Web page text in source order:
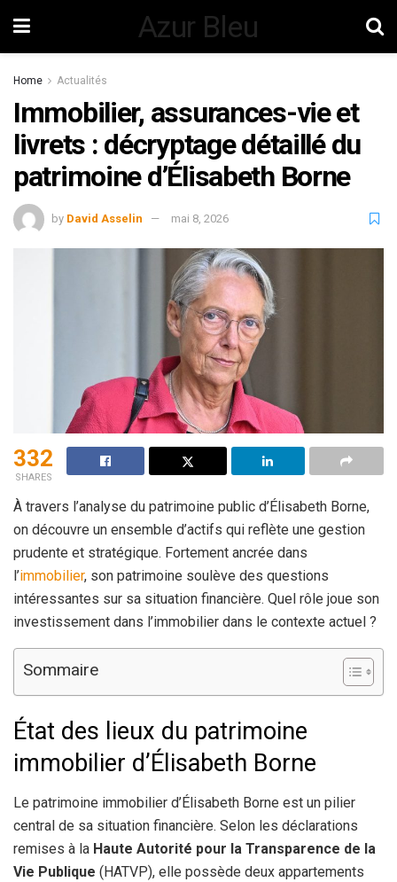
Azur Bleu
Home Actualités
Immobilier, assurances-vie et
livrets : décryptage détaillé du
patrimoine d’Élisabeth Borne
by David Asselin mai 8, 2026
332
SHARES
À travers l’analyse du patrimoine public d’Élisabeth Borne,
on découvre un ensemble d’actifs qui reflète une gestion
prudente et stratégique. Fortement ancrée dans
l’immobilier, son patrimoine soulève des questions
intéressantes sur sa situation financière. Quel rôle joue son
investissement dans l’immobilier dans le contexte actuel ?
Sommaire
État des lieux du patrimoine
immobilier d’Élisabeth Borne
Le patrimoine immobilier d’Élisabeth Borne est un pilier
central de sa situation financière. Selon les déclarations
remises à la Haute Autorité pour la Transparence de la
Vie Publique (HATVP), elle possède deux appartements